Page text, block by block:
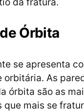
Órbita
se apresenta
orbitária. As
órbita são as
que mais se